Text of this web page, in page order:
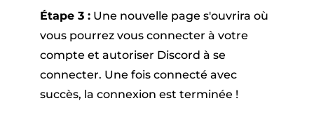
Étape 3 :Une nouvelle page s'ouvrira où
vous pourrez vous connecter à votre
compte et autoriser Discord à se
connecter. Une fois connecté avec
succès, la connexion est terminée !